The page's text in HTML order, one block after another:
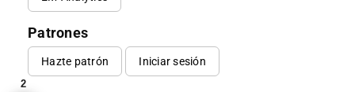
Patrones
Hazte patrón Iniciar sesión
2